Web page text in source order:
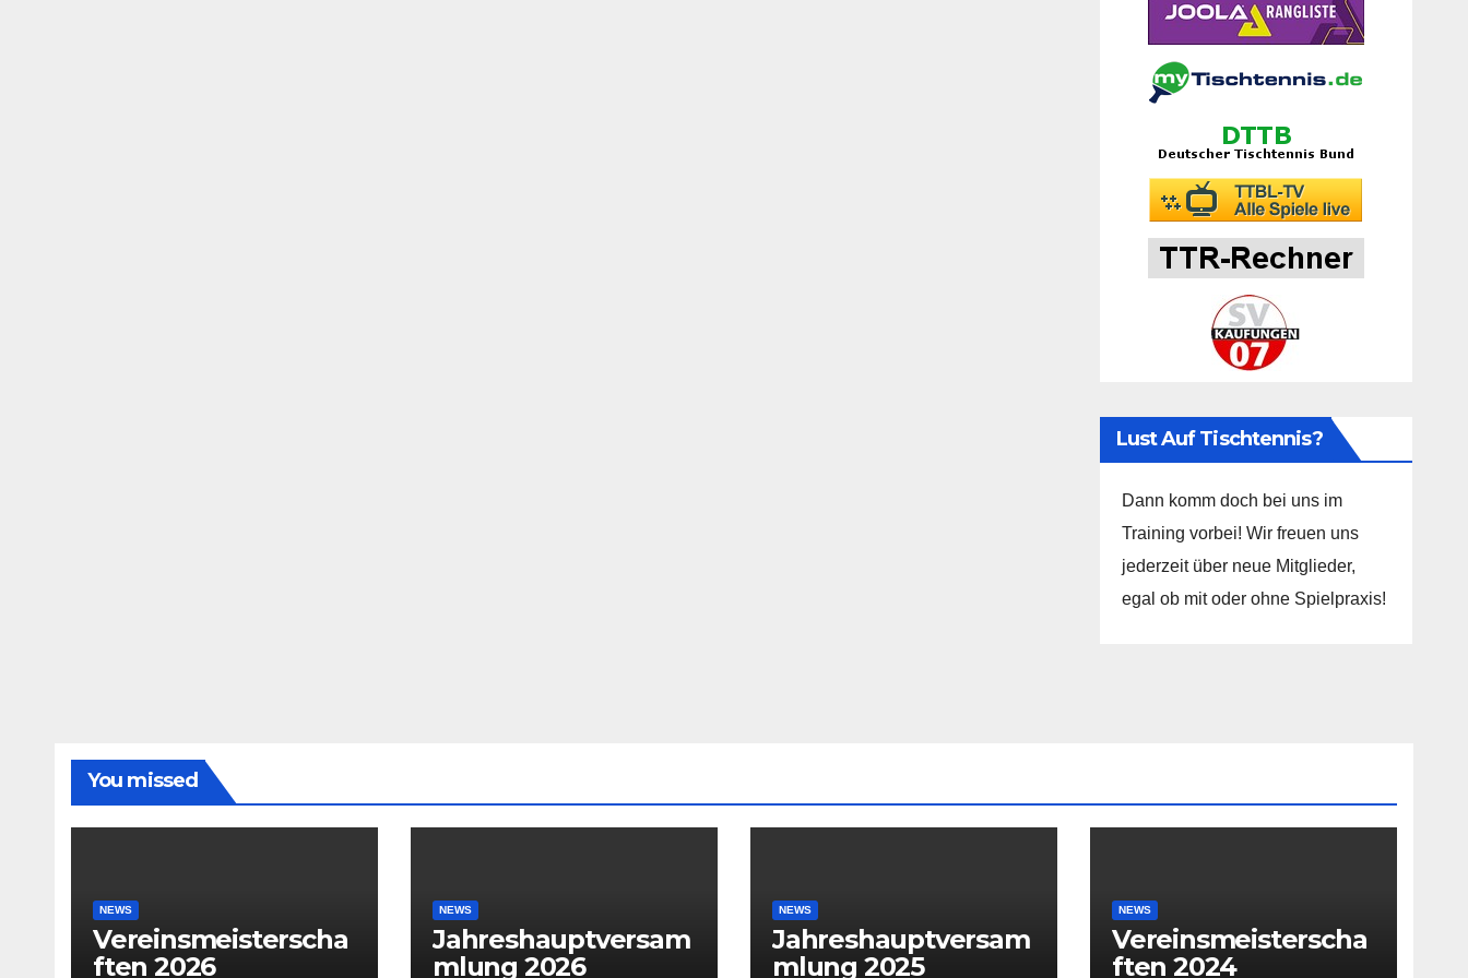
Lust Auf Tischtennis?
Dann komm doch bei uns im
Training vorbei! Wir freuen uns
jederzeit über neue Mitglieder,
egal ob mit oder ohne Spielpraxis!
You missed
NEWS
Vereinsmeisterscha
ften 2026
NEWS
Jahreshauptversam
mlung 2026
NEWS
Jahreshauptversam
mlung 2025
NEWS
Vereinsmeisterscha
ften 2024